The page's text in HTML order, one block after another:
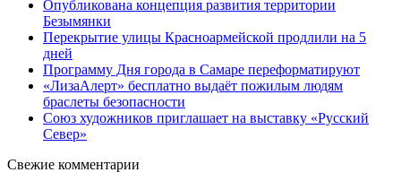
Опубликована концепция развития территории
Безымянки
Перекрытие улицы Красноармейской продлили на 5
дней
Программу Дня города в Самаре переформатируют
«ЛизаАлерт» бесплатно выдаёт пожилым людям
браслеты безопасности
Союз художников приглашает на выставку «Русский
Север»
Свежие комментарии